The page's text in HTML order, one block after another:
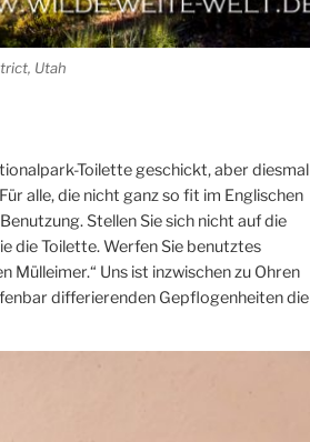
Utah
Toilette geschickt, aber diesmal
alle, die nicht ganz so fit im Englischen
Stellen Sie sich nicht auf die
die Toilette. Werfen Sie benutztes
Mülleimer.“ Uns ist inzwischen zu Ohren
differierenden Gepflogenheiten die